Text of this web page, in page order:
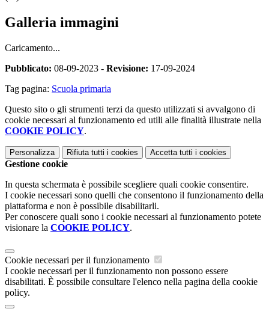
Galleria immagini
Caricamento...
Pubblicato: 08-09-2023 - Revisione: 17-09-2024
Tag pagina: Scuola primaria
Questo sito o gli strumenti terzi da questo utilizzati si avvalgono di
cookie necessari al funzionamento ed utili alle finalità illustrate nella
COOKIE POLICY.
Personalizza Rifiuta tutti i cookies Accetta tutti i cookies
Gestione cookie
In questa schermata è possibile scegliere quali cookie consentire.
I cookie necessari sono quelli che consentono il funzionamento della
piattaforma e non è possibile disabilitarli.
Per conoscere quali sono i cookie necessari al funzionamento potete
visionare la COOKIE POLICY.
Cookie necessari per il funzionamento
I cookie necessari per il funzionamento non possono essere
disabilitati. È possibile consultare l'elenco nella pagina della cookie
policy.